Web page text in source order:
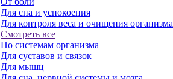
Для сна и успокоения
Для контроля веса и очищения организма
Смотреть все
По системам организма
Для суставов и связок
Для мышц